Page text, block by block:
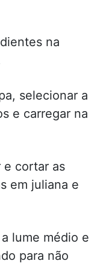
na
selecionar a
e carregar na
e cortar as
em juliana e
lume médio e
para não